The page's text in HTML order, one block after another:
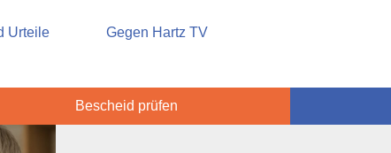
Urteile Gegen Hartz TV
Bescheid prüfen